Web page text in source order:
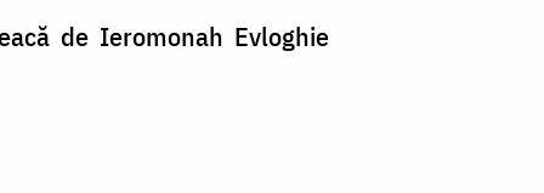
de Ieromonah Evloghie